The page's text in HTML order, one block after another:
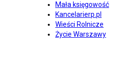
Mała księgowość
Kancelarierp.pl
Wieści Rolnicze
Życie Warszawy